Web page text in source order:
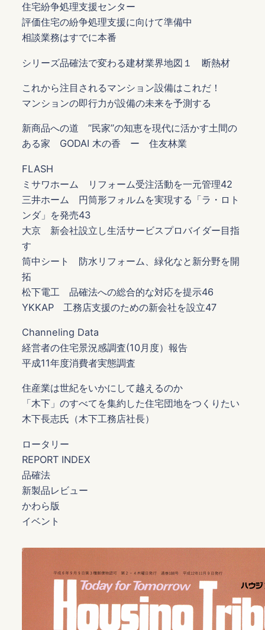
住宅紛争処理支援センター
評価住宅の紛争処理支援に向けて準備中
相談業務はすでに本番
シリーズ品確法で変わる建材業界地図１ 断熱材
これから注目されるマンション設備はこれだ！
マンションの即行力が設備の未来を予測する
新商品への道 ”民家’’の知恵を現代に活かす土間の
ある家 GODAI 木の香 ー 住友林業
FLASH
ミサワホーム リフォーム受注活動を一元管理42
三井ホーム 円筒形フォルムを実現する「ラ・ロト
ンダ」を発売43
大京 新会社設立し生活サービスプロバイダー目指
す
筒中シート 防水リフォーム、緑化なと新分野を開
拓
松下電工 品確法への総合的な対応を提示46
YKKAP 工務店支援のための新会社を設立47
Channeling Data
経営者の住宅景況感調査(10月度）報告
平成11年度消費者実態調査
住産業は世紀をいかにして越えるのか
「木下」のすべてを集約した住宅団地をつくりたい
木下長志氏（木下工務店社長）
ロータリー
REPORT INDEX
品確法
新製品レビュー
かわら版
イベント